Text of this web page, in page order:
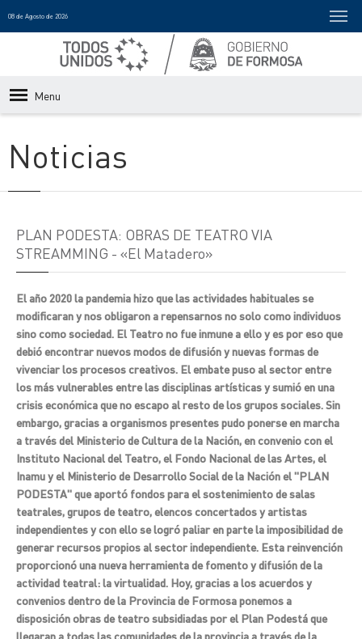
08 de Agosto de 2026
Menu
Noticias
PLAN PODESTA: OBRAS DE TEATRO VIA
STREAMMING - «El Matadero»
El año 2020 la pandemia hizo que las actividades habituales se
modificaran y nos obligaron a repensarnos no solo como individuos
sino como sociedad. El Teatro no fue inmune a ello y es por eso que
debió encontrar nuevos modos de difusión y nuevas formas de
vivenciar los procesos creativos. El embate puso al sector entre
los más vulnerables entre las disciplinas artísticas y sumió en una
crisis económica que no escapo al resto de los grupos sociales. Sin
embargo, gracias a organismos presentes pudo ponerse en marcha
a través del Ministerio de Cultura de la Nación, en convenio con el
Instituto Nacional del Teatro, el Fondo Nacional de las Artes, el
Inamu y el Ministerio de Desarrollo Social de la Nación el "PLAN
PODESTA" que aportó fondos para el sostenimiento de salas
teatrales, grupos de teatro, elencos concertados y artistas
independientes y con ello se logró paliar en parte la imposibilidad de
generar recursos propios al sector independiente. Esta reinvención
proporcionó una nueva herramienta de fomento y difusión de la
actividad teatral: la virtualidad. Hoy, gracias a los acuerdos y
convenios dentro de la Provincia de Formosa ponemos a
disposición obras de teatro subsidiadas por el Plan Podestá que
llegaran a todas las comunidades de la provincia a través de la